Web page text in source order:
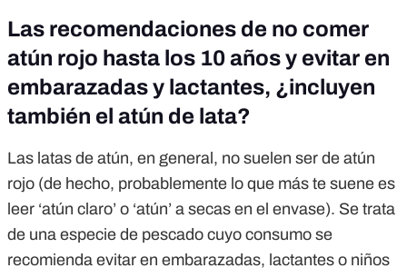
Las recomendaciones de no comer
atún rojo hasta los 10 años y evitar en
embarazadas y lactantes, ¿incluyen
también el atún de lata?
Las latas de atún, en general, no suelen ser de atún
rojo (de hecho, probablemente lo que más te suene es
leer ‘atún claro’ o ‘atún’ a secas en el envase). Se trata
de una especie de pescado cuyo consumo se
recomienda evitar en embarazadas, lactantes o niños